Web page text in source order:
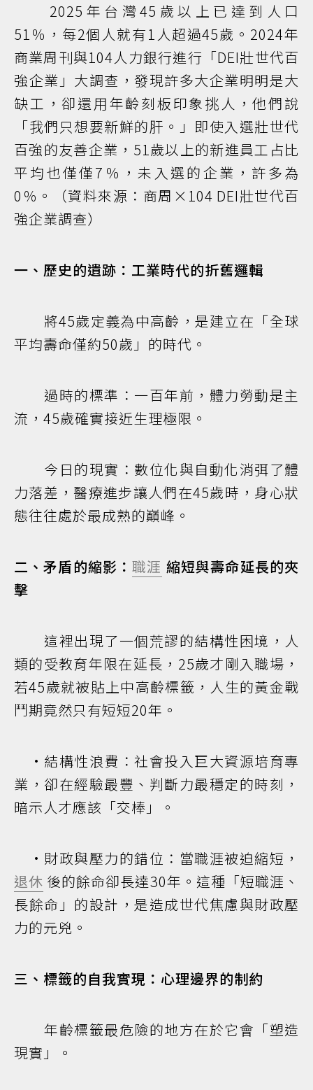
2025年台灣45歲以上已達到人口
51％，每2個人就有1人超過45歲。2024年
商業周刊與104人力銀行進行「DEI壯世代百
強企業」大調查，發現許多大企業明明是大
缺工，卻還用年齡刻板印象挑人，他們說
「我們只想要新鮮的肝。」即使入選壯世代
百強的友善企業，51歲以上的新進員工占比
平均也僅僅7％，未入選的企業，許多為
0％。（資料來源：商周×104 DEI壯世代百
強企業調查）
一、歷史的遺跡：工業時代的折舊邏輯
將45歲定義為中高齡，是建立在「全球
平均壽命僅約50歲」的時代。
過時的標準：一百年前，體力勞動是主
流，45歲確實接近生理極限。
今日的現實：數位化與自動化消弭了體
力落差，醫療進步讓人們在45歲時，身心狀
態往往處於最成熟的巔峰。
二、矛盾的縮影：職涯 縮短與壽命延長的夾
擊
這裡出現了一個荒謬的結構性困境，人
類的受教育年限在延長，25歲才剛入職場，
若45歲就被貼上中高齡標籤，人生的黃金戰
鬥期竟然只有短短20年。
•結構性浪費：社會投入巨大資源培育專
業，卻在經驗最豐、判斷力最穩定的時刻，
暗示人才應該「交棒」。
•財政與壓力的錯位：當職涯被迫縮短，
退休 後的餘命卻長達30年。這種「短職涯、
長餘命」的設計，是造成世代焦慮與財政壓
力的元兇。
三、標籤的自我實現：心理邊界的制約
年齡標籤最危險的地方在於它會「塑造
現實」。